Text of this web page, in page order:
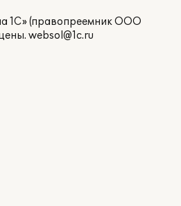
1С» (правопреемник ООО
websol@1c.ru